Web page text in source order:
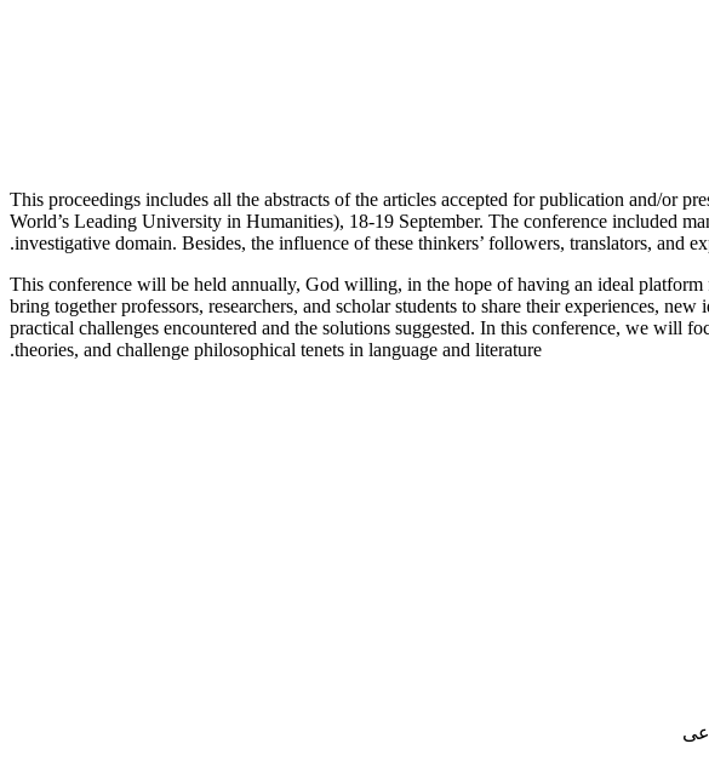
This proceedings includes all the abstracts of the articles accepted for publication and/or
World’s Leading University in Humanities), 18-19 September. The conference included
investigative domain. Besides, the influence of these thinkers’ followers, translators, and
This conference will be held annually, God willing, in the hope of having an ideal
bring together professors, researchers, and scholar students to share their experiences,
practical challenges encountered and the solutions suggested. In this conference, we will
theories, and challenge philosophical tenets in language and literature.